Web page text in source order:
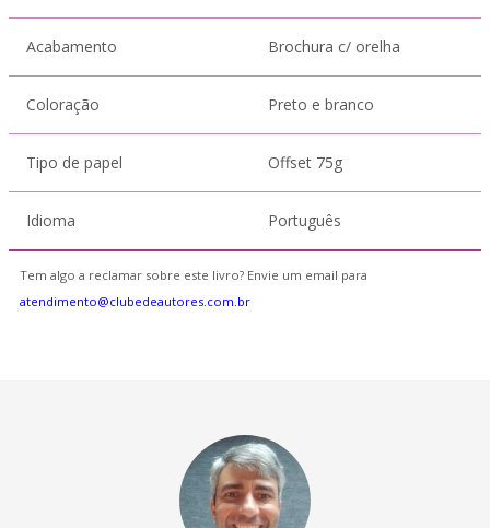
Acabamento Brochura c/ orelha
Coloração Preto e branco
Tipo de papel Offset 75g
Idioma Português
Tem algo a reclamar sobre este livro? Envie um email para
atendimento@clubedeautores.com.br